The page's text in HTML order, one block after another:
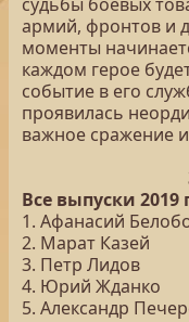
армий, фронтов и
моменты
каждом герое
событие в его
проявилась
важное сражение
Все выпуски 2019
1. Афанасий
2. Марат Казей
3. Петр Лидов
4. Юрий Жданко
5. Александр